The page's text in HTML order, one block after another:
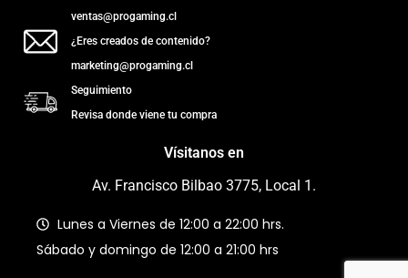
ventas@progaming.cl
¿Eres creados de contenido?
marketing@progaming.cl
Seguimiento
Revisa donde viene tu compra
Vísitanos en
Av. Francisco Bilbao 3775, Local 1.
Lunes a Viernes de 12:00 a 22:00 hrs.
Sábado y domingo de 12:00 a 21:00 hrs